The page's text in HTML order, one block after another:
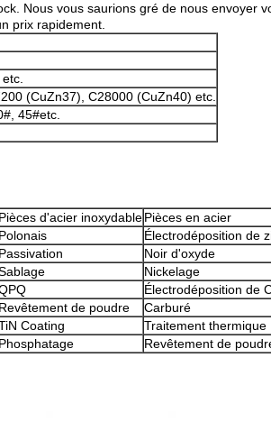
Nous vous saurions gré de nous envoyer
prix rapidement.
(CuZn37), C28000 (CuZn40) etc.
45#etc.
Pièces d'acier inoxydablePièces en acier
Polonais Électrodéposition de
Passivation
Noir d'oxyde
Nickelage
Électrodéposition de
Revêtement de poudre
Carburé
Coating
Traitement thermique
Phosphatage Revêtement de